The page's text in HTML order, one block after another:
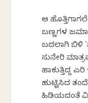
ಆ
ಬಣ್ಣಗಳ
ಬದಲಾಗಿ ಬಿಳಿ
ಸುನೇರಿ
ಹಾಕುತ್ತಿದ್ದ
ಹುಟ್ಟಿಸಿದ
ಹಿಡಿಯದಂತೆ